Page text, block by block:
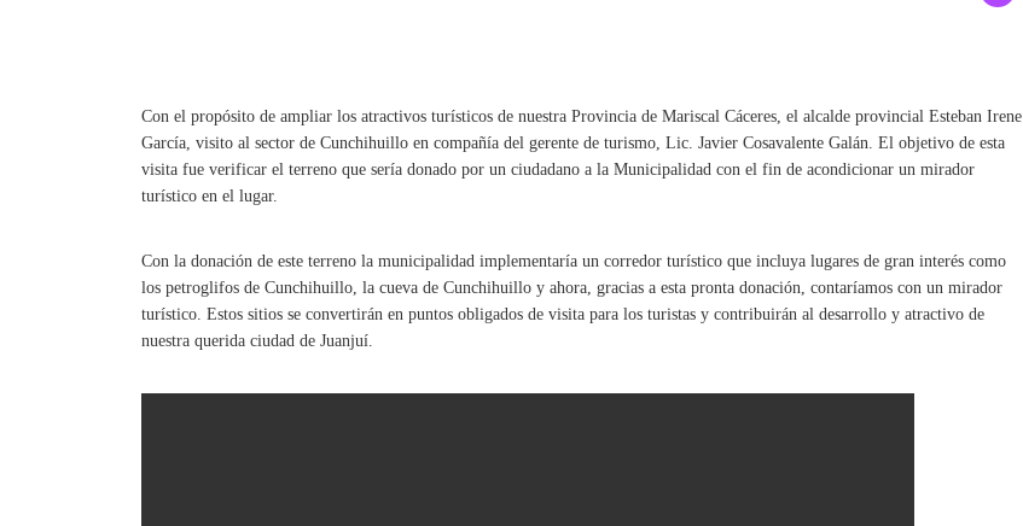
Con el propósito de ampliar los atractivos turísticos de nuestra Provincia de Mariscal Cáceres, el alcalde provincial Esteban Irene
García, visito al sector de Cunchihuillo en compañía del gerente de turismo, Lic. Javier Cosavalente Galán. El objetivo de esta
visita fue verificar el terreno que sería donado por un ciudadano a la Municipalidad con el fin de acondicionar un mirador
turístico en el lugar.
Con la donación de este terreno la municipalidad implementaría un corredor turístico que incluya lugares de gran interés como
los petroglifos de Cunchihuillo, la cueva de Cunchihuillo y ahora, gracias a esta pronta donación, contaríamos con un mirador
turístico. Estos sitios se convertirán en puntos obligados de visita para los turistas y contribuirán al desarrollo y atractivo de
nuestra querida ciudad de Juanjuí.